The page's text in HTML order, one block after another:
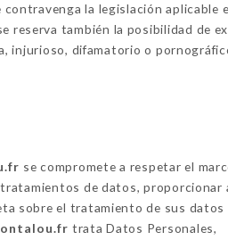
la legislación aplicable
reserva también la posibilidad de
injurioso, difamatorio o
se compromete a respetar el
de datos, proporcionar
sobre el tratamiento de sus datos
trata Datos Personales,